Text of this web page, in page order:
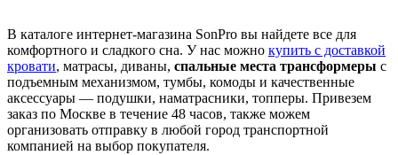
В каталоге интернет-магазина SonPro вы найдете все для
комфортного и сладкого сна. У нас можно купить с доставкой
кровати, матрасы, диваны, спальные места трансформеры с
подъемным механизмом, тумбы, комоды и качественные
аксессуары — подушки, наматрасники, топперы. Привезем
заказ по Москве в течение 48 часов, также можем
организовать отправку в любой город транспортной
компанией на выбор покупателя.